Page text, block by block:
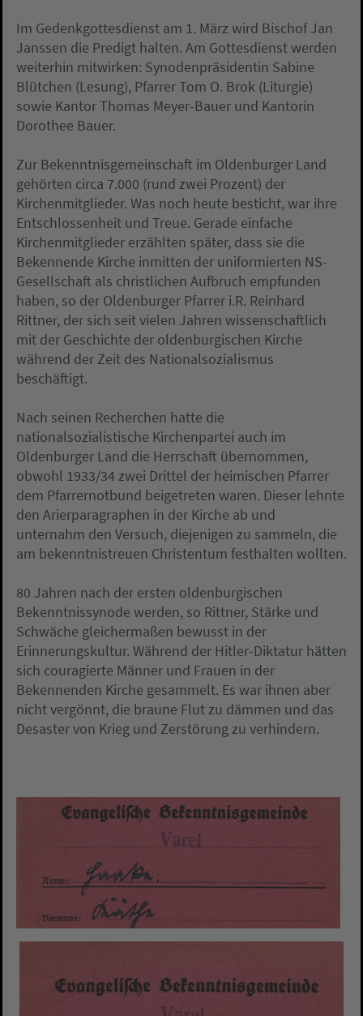
Im Gedenkgottesdienst am 1. März wird Bischof Jan
Janssen die Predigt halten. Am Gottesdienst werden
weiterhin mitwirken: Synodenpräsidentin Sabine
Blütchen (Lesung), Pfarrer Tom O. Brok (Liturgie)
sowie Kantor Thomas Meyer-Bauer und Kantorin
Dorothee Bauer.
Zur Bekenntnisgemeinschaft im Oldenburger Land
gehörten circa 7.000 (rund zwei Prozent) der
Kirchenmitglieder. Was noch heute besticht, war ihre
Entschlossenheit und Treue. Gerade einfache
Kirchenmitglieder erzählten später, dass sie die
Bekennende Kirche inmitten der uniformierten NS-
Gesellschaft als christlichen Aufbruch empfunden
haben, so der Oldenburger Pfarrer i.R. Reinhard
Rittner, der sich seit vielen Jahren wissenschaftlich
mit der Geschichte der oldenburgischen Kirche
während der Zeit des Nationalsozialismus
beschäftigt.
Nach seinen Recherchen hatte die
nationalsozialistische Kirchenpartei auch im
Oldenburger Land die Herrschaft übernommen,
obwohl 1933/34 zwei Drittel der heimischen Pfarrer
dem Pfarrernotbund beigetreten waren. Dieser lehnte
den Arierparagraphen in der Kirche ab und
unternahm den Versuch, diejenigen zu sammeln, die
am bekenntnistreuen Christentum festhalten wollten.
80 Jahren nach der ersten oldenburgischen
Bekenntnissynode werden, so Rittner, Stärke und
Schwäche gleichermaßen bewusst in der
Erinnerungskultur. Während der Hitler-Diktatur hätten
sich couragierte Männer und Frauen in der
Bekennenden Kirche gesammelt. Es war ihnen aber
nicht vergönnt, die braune Flut zu dämmen und das
Desaster von Krieg und Zerstörung zu verhindern.